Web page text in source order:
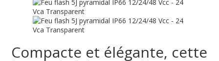
Compacte et élégante, cette